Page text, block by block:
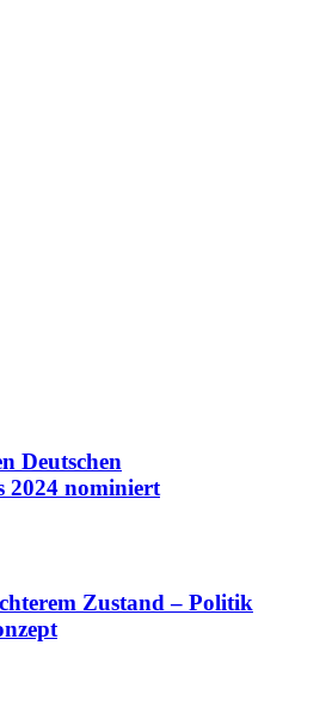
Deutschen
2024 nominiert
Zustand – Politik